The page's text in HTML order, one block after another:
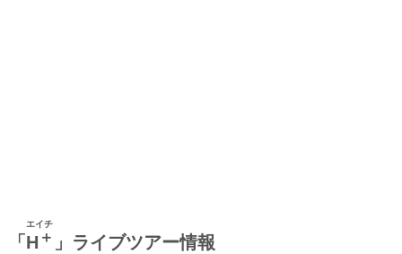
「 H ＋
エイチ
」ライブツアー情報